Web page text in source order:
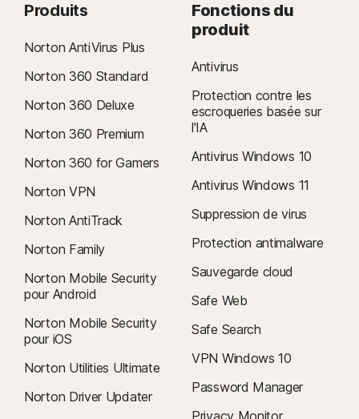
Produits
Norton AntiVirus Plus
Norton 360 Standard
Norton 360 Deluxe
Norton 360 Premium
Norton 360 for Gamers
Norton VPN
Norton AntiTrack
Norton Family
Norton Mobile Security
pour Android
Norton Mobile Security
pour iOS
Norton Utilities Ultimate
Norton Driver Updater
Fonctions du
produit
Antivirus
Protection contre les
escroqueries basée sur
l'IA
Antivirus Windows 10
Antivirus Windows 11
Suppression de virus
Protection antimalware
Sauvegarde cloud
Safe Web
Safe Search
VPN Windows 10
Password Manager